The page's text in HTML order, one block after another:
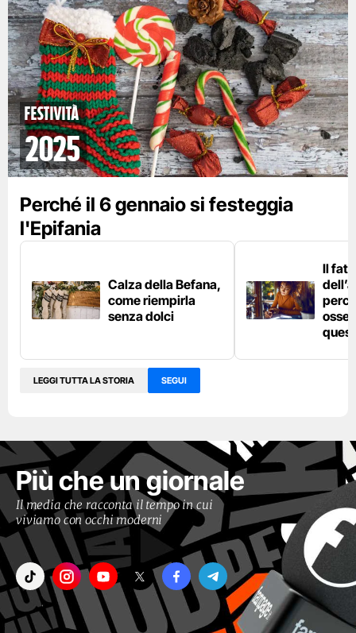
Festività
2025
Perché il 6 gennaio si festeggia
l'Epifania
Calza della Befana,
come riempirla
senza dolci
Il
LEGGI TUTTA LA STORIA SEGUI
Più che un giornale
Il media che racconta il tempo in cui
viviamo con occhi moderni